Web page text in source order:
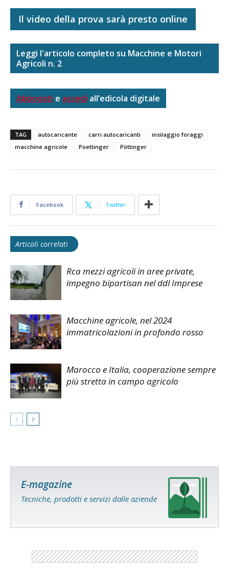
Il video della prova sarà presto online
Leggi l'articolo completo su Macchine e Motori
Agricoli n. 2
Abbonati e accedi all’edicola digitale
TAG autocaricante carri autocaricanti
insilaggio foraggi
macchine agricole
Poettinger Pöttinger
Facebook Twitter
Articoli correlati
Rca mezzi agricoli in aree private,
impegno bipartisan nel ddl Imprese
Macchine agricole, nel 2024
immatricolazioni in profondo rosso
Marocco e Italia, cooperazione sempre
più stretta in campo agricolo
E-magazine
Tecniche, prodotti e servizi dalle aziende